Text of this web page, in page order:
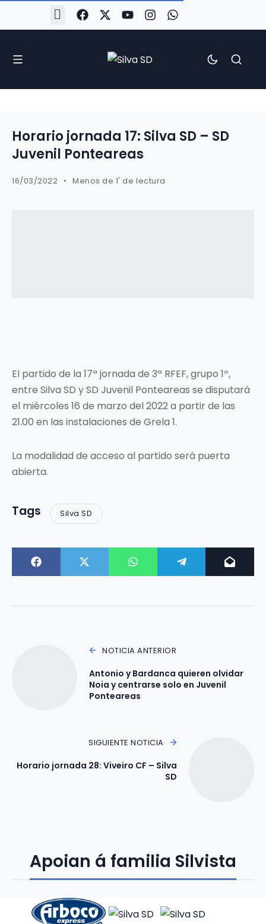
Horario jornada 17: Silva SD – SD
Juvenil Ponteareas
16/03/2022 Menos de 1' de lectura
El partido de la 17ª jornada de 3ª RFEF, grupo 1º,
entre Silva SD y SD Juvenil Ponteareas se disputará
el miércoles 16 de marzo del 2022 a partir de las
21.00 en las instalaciones de Grela 1.
La modalidad de acceso al partido será puerta
abierta.
Tags Silva SD
NOTICIA ANTERIOR
Antonio y Bardanca quieren olvidar
Noia y centrarse solo en Juvenil
Ponteareas
SIGUIENTE NOTICIA
Horario jornada 28: Viveiro CF – Silva
SD
Apoian á familia Silvista